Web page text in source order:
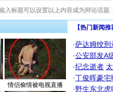
情侣偷情被电视直播
【热门新闻
·萨达姆绞刑
·公安部发A
·纪念逝者
·丁俊晖豪
·野生东北